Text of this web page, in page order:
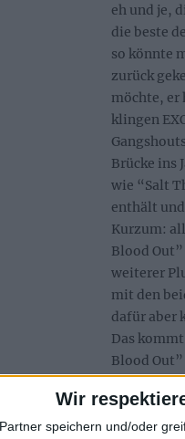
Wir
speichern und/oder
eh und je,
die beste
so könnte
zurück
möchte, er
klingen
Brücke ins
wie “Salt
enthält
Kurzum:
Blood
weiterer
mit den
dafür aber
Das
Blood
Energie
auch vor
Toxic